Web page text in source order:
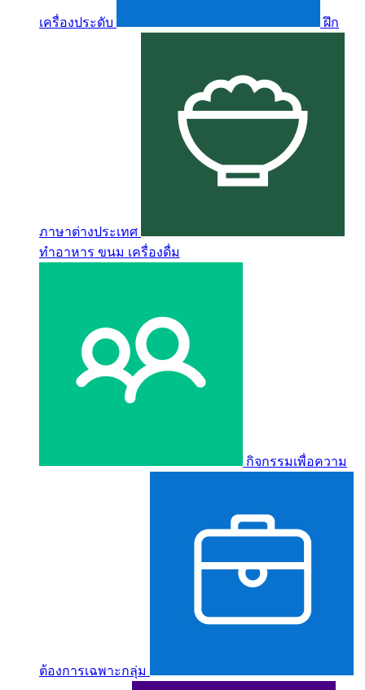
เครื่องประดับ ฝึก
ภาษาต่างประเทศ
ทำอาหาร ขนม เครื่องดื่ม
กิจกรรมเพื่อความ
ต้องการเฉพาะกลุ่ม